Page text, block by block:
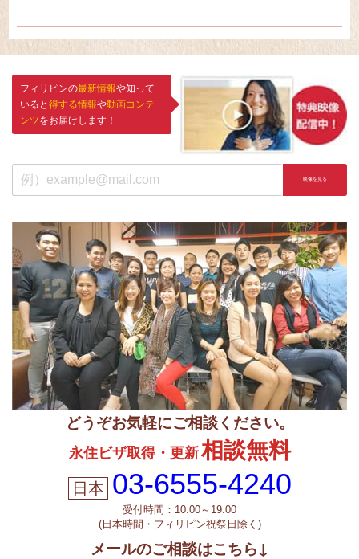
フィリピンの最新情報や知って
いると 得する情報や動画コンテ
ンツをお届けします！
どうぞお気軽にご相談ください。
永住ビザ取得・更新相談無料
03-6555-4240
受付時間：10:00～19:00
(日本時間・フィリピン祝祭日除く)
メールのご相談はこちら↓